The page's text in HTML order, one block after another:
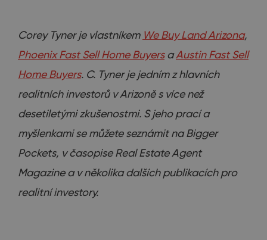
Corey Tyner je vlastníkem We Buy Land Arizona,
Phoenix Fast Sell Home BuyersaAustin Fast Sell
Home Buyers. C. Tyner je jedním z hlavních
realitních investorů v Arizoně s více než
desetiletými zkušenostmi. S jeho prací a
myšlenkami se můžete seznámit na Bigger
Pockets, v časopise Real Estate Agent
Magazine a v několika dalších publikacích pro
realitní investory.